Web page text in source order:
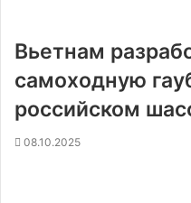
Вьетнам
самоходную
российском
08.10.2025